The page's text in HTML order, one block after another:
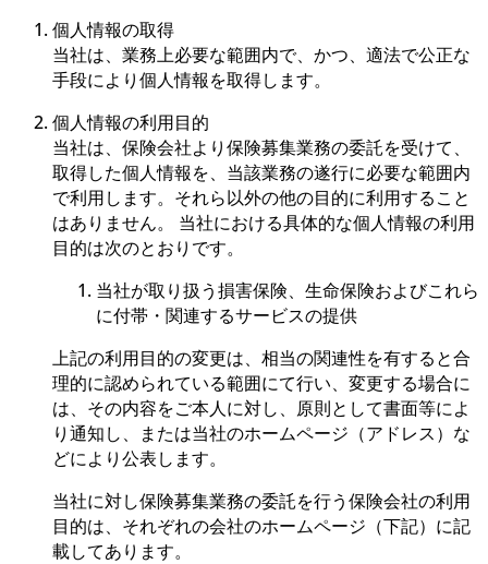
個人情報の取得
当社は、業務上必要な範囲内で、かつ、適法で公正な
手段により個人情報を取得します。
個人情報の利用目的
当社は、保険会社より保険募集業務の委託を受けて、
取得した個人情報を、当該業務の遂行に必要な範囲内
で利用します。それら以外の他の目的に利用すること
はありません。 当社における具体的な個人情報の利用
目的は次のとおりです。
当社が取り扱う損害保険、生命保険およびこれら
に付帯・関連するサービスの提供
上記の利用目的の変更は、相当の関連性を有すると合
理的に認められている範囲にて行い、変更する場合に
は、その内容をご本人に対し、原則として書面等によ
り通知し、または当社のホームページ（アドレス）な
どにより公表します。
当社に対し保険募集業務の委託を行う保険会社の利用
目的は、それぞれの会社のホームページ（下記）に記
載してあります。